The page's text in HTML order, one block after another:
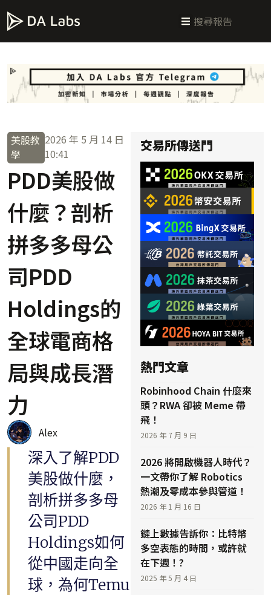
美股教
學
2026 年 5 月 14 日
10:41
PDD美股做
什麼？剖析
拼多多母公
司PDD
Holdings的
全球電商格
局與成長潛
力
Alex
深入了解PDD
美股做什麼，
剖析拼多多母
公司PDD
Holdings如何
從中國走向全
球，為何Temu
交易所傳送門
熱門文章
Robinhood Chain 什麼來
頭？RWA 卻被 Meme 帶
飛！
2026 年 7 月 9 日
2026 將開啟機器人時代？
一文帶你了解 Robotics
熱潮及零成本參與管道！
2026 年 1 月 16 日
鏈上數據告訴你：比特幣
多空表態的時間，或許就
在下週！?
2025 年 5 月 4 日